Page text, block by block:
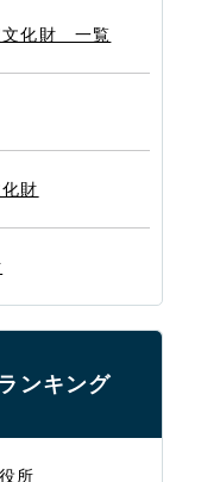
文化財 一覧
財
ンキング
所